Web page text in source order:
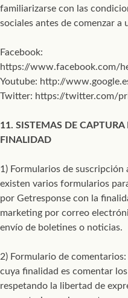
familiarizarse con las
sociales antes de comenzar a
Facebook:
https://www.facebook.com/
Youtube: http://
Twitter: https://twitter.com/
11. SISTEMAS DE CAPTURA
FINALIDAD
1) Formularios de
existen varios formularios
por Getresponse con la
marketing por correo
envío de boletines o noticias.
2) Formulario de
cuya finalidad es comentar
respetando la libertad de